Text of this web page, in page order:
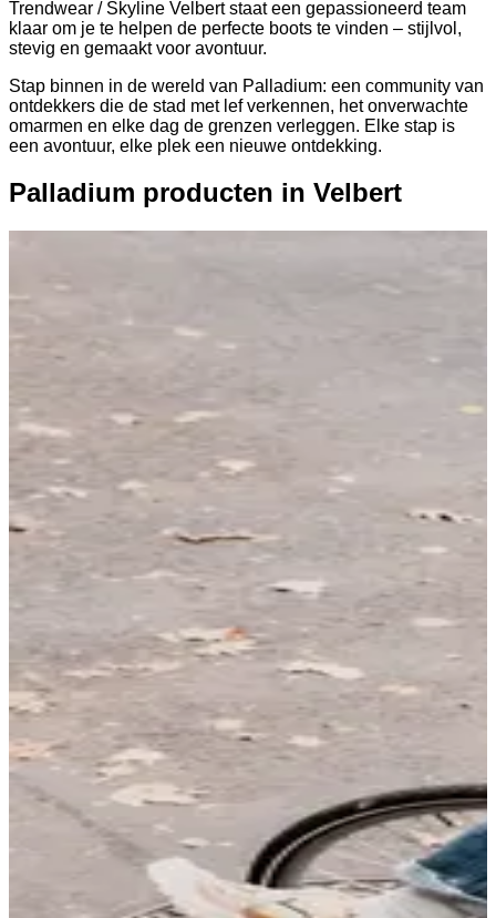
Trendwear / Skyline Velbert staat een gepassioneerd team
klaar om je te helpen de perfecte boots te vinden – stijlvol,
stevig en gemaakt voor avontuur.
Stap binnen in de wereld van Palladium: een community van
ontdekkers die de stad met lef verkennen, het onverwachte
omarmen en elke dag de grenzen verleggen. Elke stap is
een avontuur, elke plek een nieuwe ontdekking.
Palladium producten in Velbert